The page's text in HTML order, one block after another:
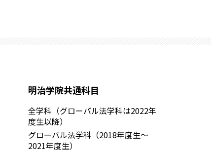
明治学院共通科目
全学科（グローバル法学科は2022年
度生以降）
グローバル法学科（2018年度生～
2021年度生）